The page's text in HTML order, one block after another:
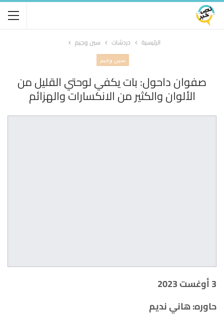
الرئيسية دردشات سين وجيم
سين وجيم
صفوان داحول: بات يكفي لوحتي القليل من
الألوان والكثير من الانكسارات والهزائم
3 أوغست 2023
حاوره: هاني نديم